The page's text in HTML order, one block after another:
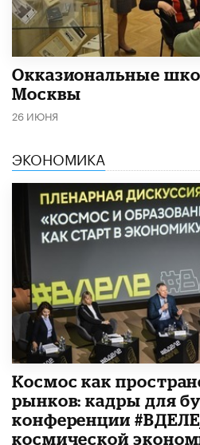
​Окказиональные
Москвы
26 ИЮНЯ
ЭКОНОМИКА
Космос как
рынков: кадры для
конференции
космической